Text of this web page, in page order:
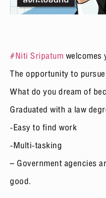
#Niti Sripatumwelcomes
The opportunity to
What do you dream of
Graduated with a law
-Easy to find work
-Multi-tasking
– Government agencies
good.